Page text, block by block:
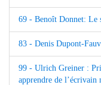
69 - Benoît Donnet: Le
83 - Denis Dupont-
99 - Ulrich Greiner :
apprendre de l’écrivain